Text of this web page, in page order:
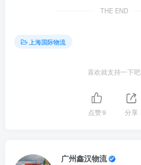
THE END
上海国际物流
喜欢就支持一下吧
点赞9 分享
广州鑫汉物流